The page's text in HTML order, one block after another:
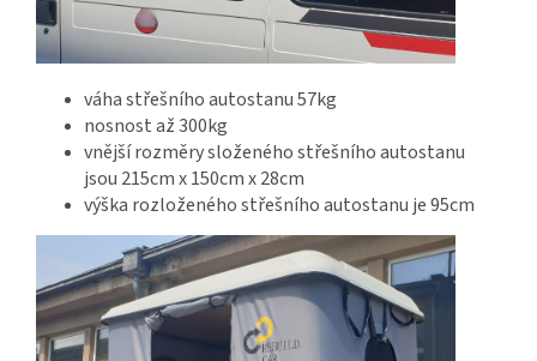
váha střešního autostanu 57kg
nosnost až 300kg
vnější rozměry složeného střešního autostanu
jsou 215cm x 150cm x 28cm
výška rozloženého střešního autostanu je 95cm